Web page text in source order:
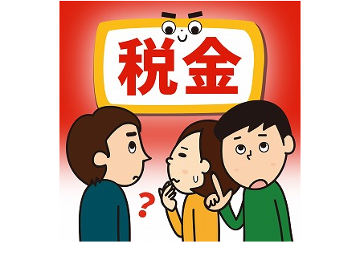
大学・短大以外の資料から請求
専門学校の資料請求 大学院の資料請求
留学・進学関連、塾・予備校
大学入学共通テスト「受験案
内」の請求
大学入学共通テスト「受験上の
配慮案内」の請求
高等学校卒業程度認定試験